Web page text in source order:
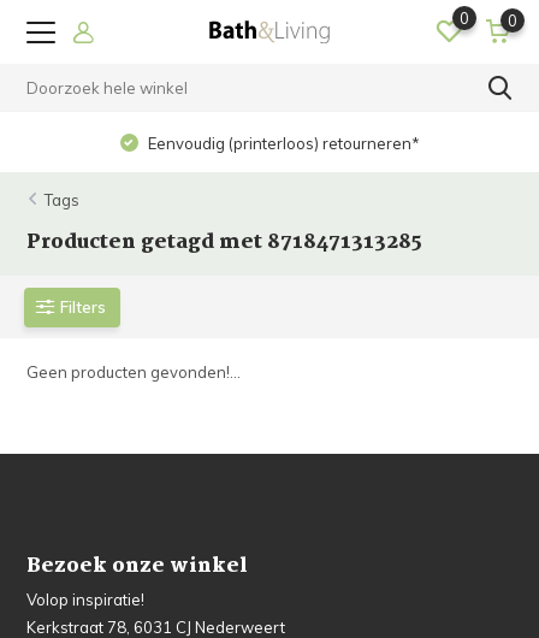
0 0
Eenvoudig (printerloos) retourneren*
Tags
Producten getagd met 8718471313285
Filters
Geen producten gevonden!...
Bezoek onze winkel
Volop inspiratie!
Kerkstraat 78, 6031 CJ Nederweert